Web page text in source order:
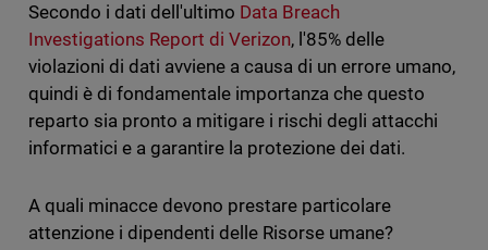
Secondo i dati dell'ultimo Data Breach
Investigations Report di Verizon, l'85% delle
violazioni di dati avviene a causa di un errore umano,
quindi è di fondamentale importanza che questo
reparto sia pronto a mitigare i rischi degli attacchi
informatici e a garantire la protezione dei dati.
A quali minacce devono prestare particolare
attenzione i dipendenti delle Risorse umane?